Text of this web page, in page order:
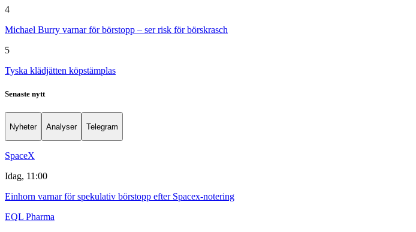
4
Michael Burry varnar för börstopp – ser risk för börskrasch
5
Tyska klädjätten köpstämplas
Senaste nytt
Nyheter Analyser Telegram
SpaceX
Idag, 11:00
Einhorn varnar för spekulativ börstopp efter Spacex-notering
EQL Pharma